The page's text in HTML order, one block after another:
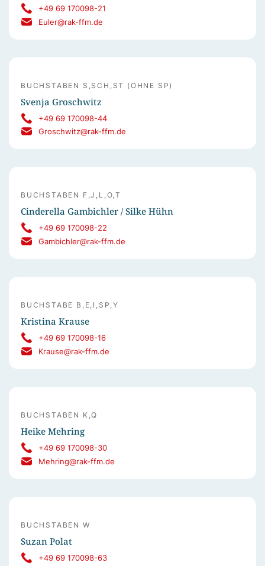
+49 69 170098-21
Euler@rak-ffm.de
BUCHSTABEN S,SCH,ST (OHNE SP)
Svenja Groschwitz
+49 69 170098-44
Groschwitz@rak-ffm.de
BUCHSTABEN F,J,L,O,T
Cinderella Gambichler / Silke Hühn
+49 69 170098-22
Gambichler@rak-ffm.de
BUCHSTABE B,E,I,SP,Y
Kristina Krause
+49 69 170098-16
Krause@rak-ffm.de
BUCHSTABEN K,Q
Heike Mehring
+49 69 170098-30
Mehring@rak-ffm.de
BUCHSTABEN W
Suzan Polat
+49 69 170098-63